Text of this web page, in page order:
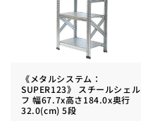
《メタルシステム：
SUPER123》 スチールシェル
フ 幅67.7x高さ184.0x奥行
32.0(cm) 5段